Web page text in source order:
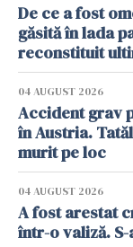
De ce a fost
găsită în lada
reconstituit
04 AUGUST 2026
Accident grav
în Austria.
murit pe loc
04 AUGUST 2026
A fost arestat
într-o valiză.